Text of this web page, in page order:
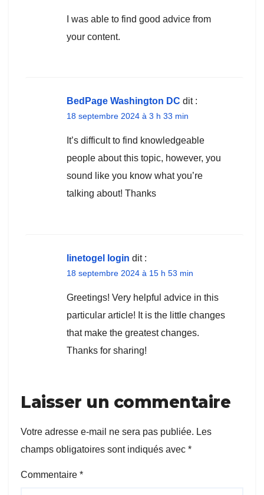
I was able to find good advice from
your content.
BedPage Washington DC dit :
18 septembre 2024 à 3 h 33 min
It’s difficult to find knowledgeable
people about this topic, however, you
sound like you know what you’re
talking about! Thanks
linetogel login dit :
18 septembre 2024 à 15 h 53 min
Greetings! Very helpful advice in this
particular article! It is the little changes
that make the greatest changes.
Thanks for sharing!
Laisser un commentaire
Votre adresse e-mail ne sera pas publiée. Les
champs obligatoires sont indiqués avec *
Commentaire *